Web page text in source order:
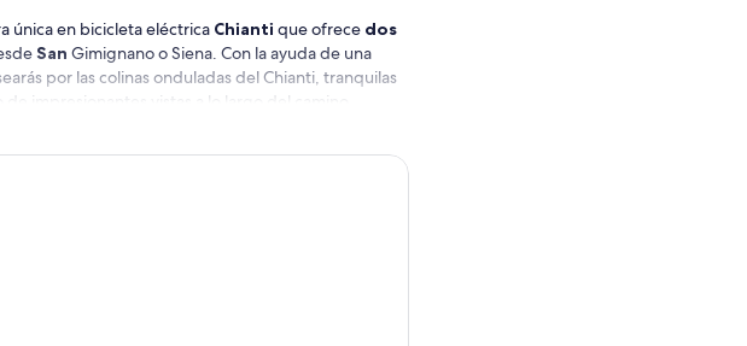
única en bicicleta eléctricaChianti que ofrecedos
San Gimignano o Siena. Con la ayuda de una
por las colinas onduladas del Chianti, tranquilas
impresionantes vistas a lo largo del camino.
con degustación de vinos y un ligero almuerzo
experiencias de comida y vino. Ya sea que
o las calles históricas de Siena, esta